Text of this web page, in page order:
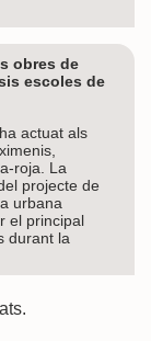
obres de
escoles de
actuat als
roja. La
projecte de
urbana
el principal
durant la